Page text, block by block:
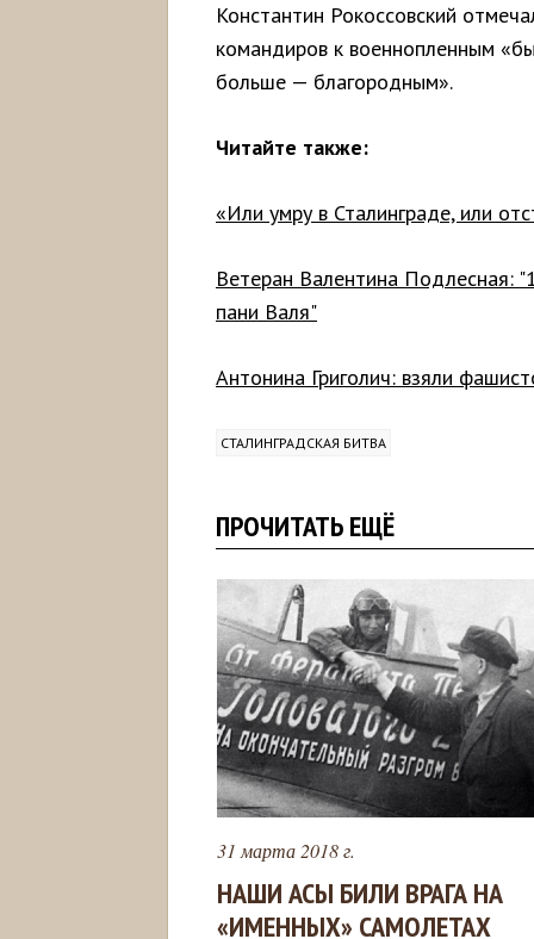
Константин Рокоссовский
командиров к военнопленным
больше — благородным».
Читайте также:
«Или умру в Сталинграде, или
Ветеран Валентина Подлесная:
пани Валя"
Антонина Григолич: взяли
СТАЛИНГРАДСКАЯ БИТВА
ПРОЧИТАТЬ ЕЩЁ
31 марта 2018 г.
НАШИ АСЫ БИЛИ ВРАГА НА
«ИМЕННЫХ» САМОЛЕТАХ